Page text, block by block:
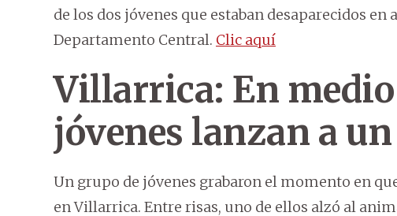
de los dos jóvenes que estaban desaparecidos en
Departamento Central. Clic aquí
Villarrica: En
jóvenes lanzan a
Un grupo de jóvenes grabaron el momento en
en Villarrica. Entre risas, uno de ellos alzó al